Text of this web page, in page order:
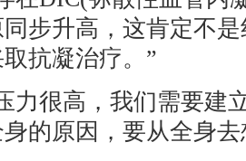
步升高，这肯定不
抗凝治疗。”
很高，我们需要建
的原因，要从全身去